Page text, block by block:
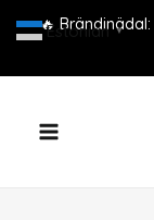
🔥 Brändinädal:
Estonian ▼